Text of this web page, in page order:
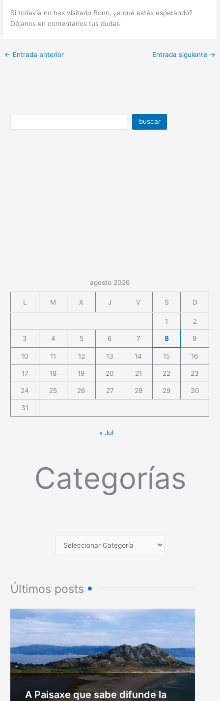
Si todavía no has visitado Bonn, ¿a qué estás esperando?
Déjanos en comentarios tus dudas
← Entrada anterior Entrada siguiente →
buscar
agosto 2026
L M X J V S D
1 2
3 4 5 6 7 8 9
10 11 12 13 14 15 16
17 18 19 20 21 22 23
24 25 26 27 28 29 30
31
« Jul
Categorías
Últimos posts
A Paisaxe que sabe difunde la